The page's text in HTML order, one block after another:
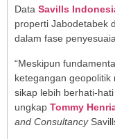
Data Savills
properti Jabodetabek
dalam fase
“Meskipun
ketegangan
sikap lebih berhati-
ungkap Tommy
and Consultancy